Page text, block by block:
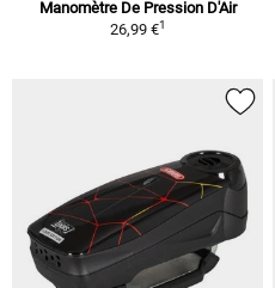
Manomètre De Pression D'Air
26,99 €1